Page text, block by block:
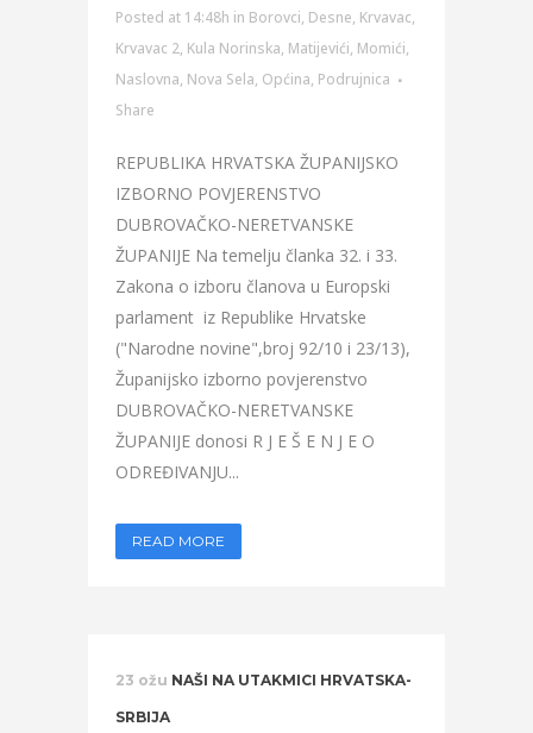
Posted at 14:48h in Borovci, Desne, Krvavac,
Krvavac 2, Kula Norinska, Matijevići, Momići,
Naslovna, Nova Sela, Općina, Podrujnica
Share
REPUBLIKA HRVATSKA ŽUPANIJSKO
IZBORNO POVJERENSTVO
DUBROVAČKO-NERETVANSKE
ŽUPANIJE Na temelju članka 32. i 33.
Zakona o izboru članova u Europski
parlament iz Republike Hrvatske
("Narodne novine",broj 92/10 i 23/13),
Županijsko izborno povjerenstvo
DUBROVAČKO-NERETVANSKE
ŽUPANIJE donosi R J E Š E N J E O
ODREĐIVANJU...
READ MORE
23 ožu NAŠI NA UTAKMICI HRVATSKA-
SRBIJA